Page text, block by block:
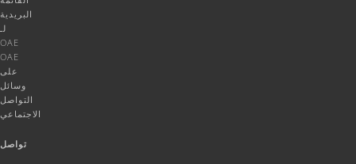
البريدية
لـ
OAE
OAE
على
وسائل
التواصل
الاجتماعي
تواصل